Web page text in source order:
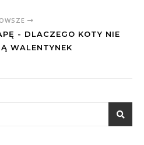
- DLACZEGO KOTY NIE
WALENTYNEK